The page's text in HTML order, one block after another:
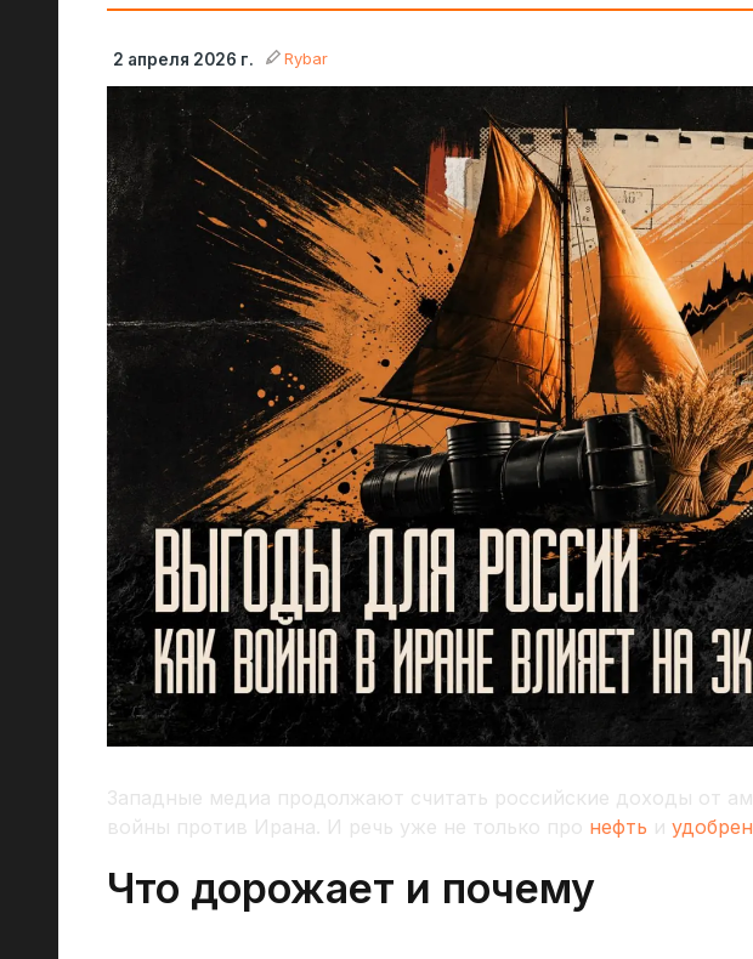
2 апреля 2026 г. Rybar
Западные медиа продолжают считать российские доходы от
войны против Ирана. И речь уже не только про нефть и
Что дорожает и почему